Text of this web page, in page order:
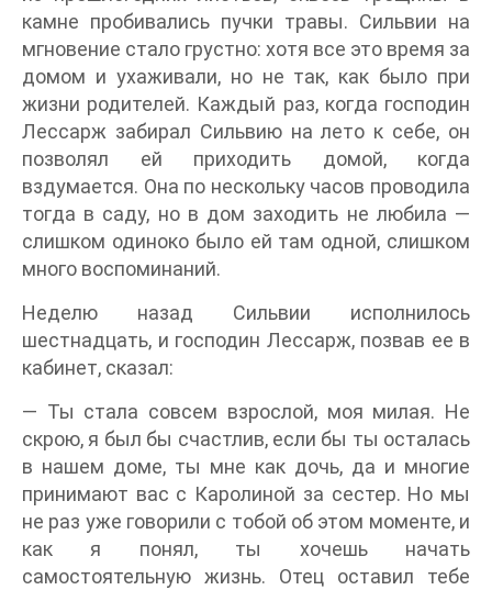
камне пробивались пучки травы. Сильвии на
мгновение стало грустно: хотя все это время за
домом и ухаживали, но не так, как было при
жизни родителей. Каждый раз, когда господин
Лессарж забирал Сильвию на лето к себе, он
позволял ей приходить домой, когда
вздумается. Она по нескольку часов проводила
тогда в саду, но в дом заходить не любила —
слишком одиноко было ей там одной, слишком
много воспоминаний.
Неделю назад Сильвии исполнилось
шестнадцать, и господин Лессарж, позвав ее в
кабинет, сказал:
— Ты стала совсем взрослой, моя милая. Не
скрою, я был бы счастлив, если бы ты осталась
в нашем доме, ты мне как дочь, да и многие
принимают вас с Каролиной за сестер. Но мы
не раз уже говорили с тобой об этом моменте, и
как я понял, ты хочешь начать
самостоятельную жизнь. Отец оставил тебе